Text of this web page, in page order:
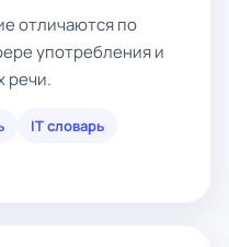
отличаются по
употребления и
речи.
IT словарь